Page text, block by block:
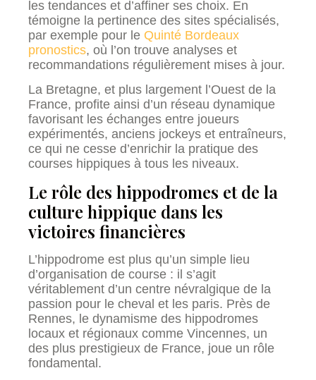
les tendances et d’affiner ses choix. En
témoigne la pertinence des sites spécialisés,
par exemple pour le Quinté Bordeaux
pronostics, où l’on trouve analyses et
recommandations régulièrement mises à jour.
La Bretagne, et plus largement l’Ouest de la
France, profite ainsi d’un réseau dynamique
favorisant les échanges entre joueurs
expérimentés, anciens jockeys et entraîneurs,
ce qui ne cesse d’enrichir la pratique des
courses hippiques à tous les niveaux.
Le rôle des hippodromes et de la
culture hippique dans les
victoires financières
L’hippodrome est plus qu’un simple lieu
d’organisation de course : il s’agit
véritablement d’un centre névralgique de la
passion pour le cheval et les paris. Près de
Rennes, le dynamisme des hippodromes
locaux et régionaux comme Vincennes, un
des plus prestigieux de France, joue un rôle
fondamental.